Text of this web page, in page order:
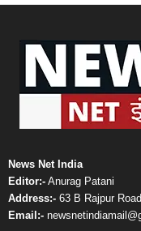
News Net India
Editor:- Anurag Patani
Address:- 63 B Rajpur
Email:-